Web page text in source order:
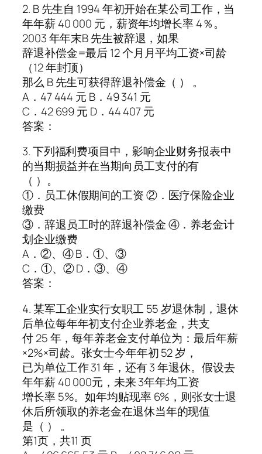
2. B 先生自 1994 年初开始在某公司工作，当
年年薪 40 000 元，薪资年均增长率 4％。
2003 年年末B 先生被辞退，如果
辞退补偿金=最后 12 个月月平均工资×司龄
（12 年封顶）
那么 B 先生可获得辞退补偿金（ ） 。
A．47 444 元 B．49 341 元
C．42 699 元 D．44 407 元
答案：
3. 下列福利费项目中，影响企业财务报表中
的当期损益并在当期向员工支付的有
（ ）。
①．员工休假期间的工资 ②．医疗保险企业
缴费
③．辞退员工时的辞退补偿金 ④．养老金计
划企业缴费
A．②、④ B．①、③
C．①、② D．③、④
答案：
4. 某军工企业实行女职工 55 岁退休制，退休
后单位每年年初支付企业养老金，共支
付 25 年，每年养老金支付单位为：最后年薪
×2%×司龄。张女士今年年初 52 岁，
已为单位工作 31 年，还有 3 年退休。假设去
年年薪 40 000元，未来 3年年均工资
增长率 5%。如年均贴现率 6%，则张女士退
休后所领取的养老金在退休当年的现值
是（ ） 。
第1页，共11 页